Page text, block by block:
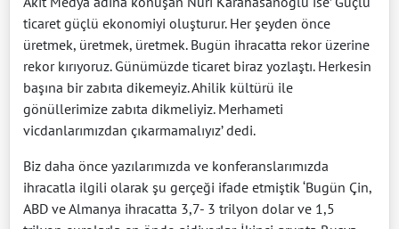
ticaret güçlü ekonomiyi oluşturur. Her şeyden önce
üretmek, üretmek, üretmek. Bugün ihracatta rekor üzerine
rekor kırıyoruz. Günümüzde ticaret biraz yozlaştı. Herkesin
başına bir zabıta dikemeyiz. Ahilik kültürü ile
gönüllerimize zabıta dikmeliyiz. Merhameti
vicdanlarımızdan çıkarmamalıyız’ dedi.
Biz daha önce yazılarımızda ve konferanslarımızda
ihracatla ilgili olarak şu gerçeği ifade etmiştik ‘Bugün Çin,
ABD ve Almanya ihracatta 3,7- 3 trilyon dolar ve 1,5